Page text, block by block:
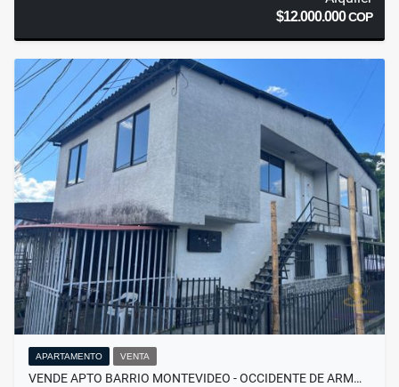
$12.000.000COP
APARTAMENTO VENTA
VENDE APTO BARRIO MONTEVIDEO - OCCIDENTE DE ARM…